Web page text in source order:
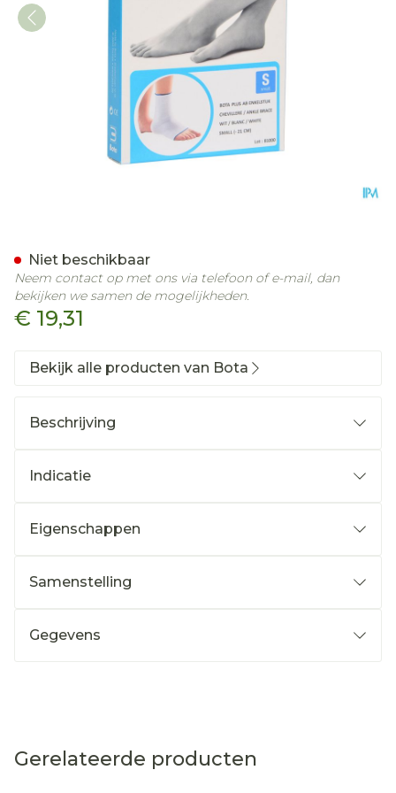
€ 19,31
Niet beschikbaar
Neem contact op met ons via telefoon of e-mail, dan
bekijken we samen de mogelijkheden.
Bekijk alle producten van Bota
Beschrijving
Indicatie
Eigenschappen
Samenstelling
Gegevens
Gerelateerde producten